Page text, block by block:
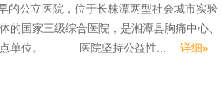
的公立医院，位于长株潭两型社会城市实验
的国家三级综合医院，是湘潭县胸痛中心、
试点单位。 医院坚持公益性... 详细»